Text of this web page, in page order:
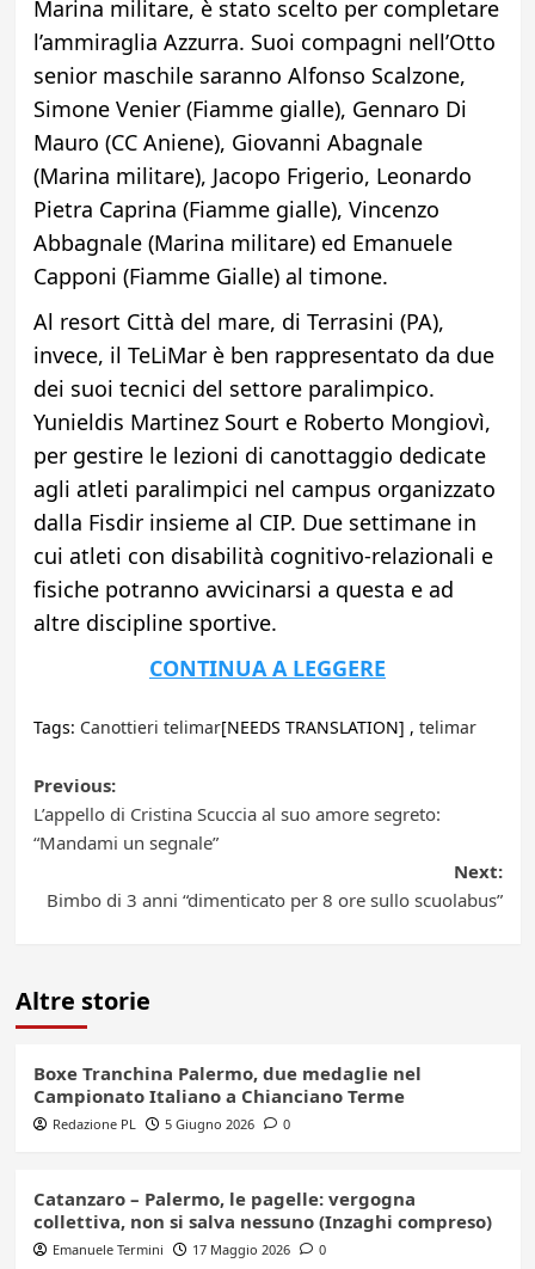
Marina militare, è stato scelto per completare
l’ammiraglia Azzurra. Suoi compagni nell’Otto
senior maschile saranno Alfonso Scalzone,
Simone Venier (Fiamme gialle), Gennaro Di
Mauro (CC Aniene), Giovanni Abagnale
(Marina militare), Jacopo Frigerio, Leonardo
Pietra Caprina (Fiamme gialle), Vincenzo
Abbagnale (Marina militare) ed Emanuele
Capponi (Fiamme Gialle) al timone.
Al resort Città del mare, di Terrasini (PA),
invece, il TeLiMar è ben rappresentato da due
dei suoi tecnici del settore paralimpico.
Yunieldis Martinez Sourt e Roberto Mongiovì,
per gestire le lezioni di canottaggio dedicate
agli atleti paralimpici nel campus organizzato
dalla Fisdir insieme al CIP. Due settimane in
cui atleti con disabilità cognitivo-relazionali e
fisiche potranno avvicinarsi a questa e ad
altre discipline sportive.
CONTINUA A LEGGERE
Tags: Canottieri telimar[NEEDS TRANSLATION] , telimar
Post
navigation
Previous:
L’appello di Cristina Scuccia al suo amore segreto:
“Mandami un segnale”
Next:
Bimbo di 3 anni “dimenticato per 8 ore sullo scuolabus”
Altre storie
Boxe Tranchina Palermo, due medaglie nel
Campionato Italiano a Chianciano Terme
Redazione PL 5 Giugno 2026 0
Catanzaro – Palermo, le pagelle: vergogna
collettiva, non si salva nessuno (Inzaghi compreso)
Emanuele Termini 17 Maggio 2026 0